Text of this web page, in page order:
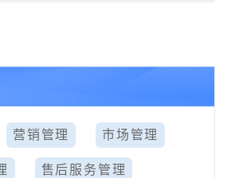
营销管理 市场管理
售后服务管理